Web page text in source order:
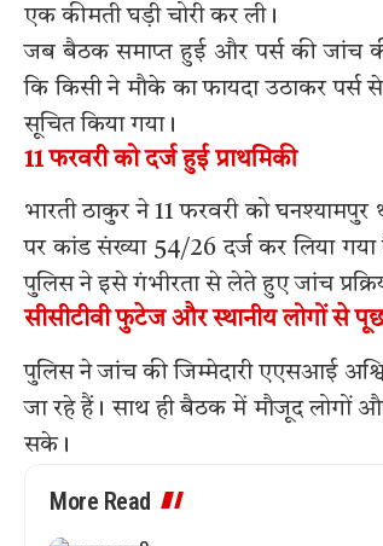
एक कीमती घड़ी चोरी कर ली।
जब बैठक समाप्त हुई और पर्स की जांच
कि किसी ने मौके का फायदा उठाकर पर्स
सूचित किया गया।
11 फरवरी को दर्ज हुई प्राथमिकी
भारती ठाकुर ने 11 फरवरी को
पर कांड संख्या 54/26 दर्ज कर लिया
पुलिस ने इसे गंभीरता से लेते हुए जांच
सीसीटीवी फुटेज और स्थानीय लोगों से
पुलिस ने जांच की जिम्मेदारी एएसआई
जा रहे हैं। साथ ही बैठक में मौजूद लोगों
सके।
More Read